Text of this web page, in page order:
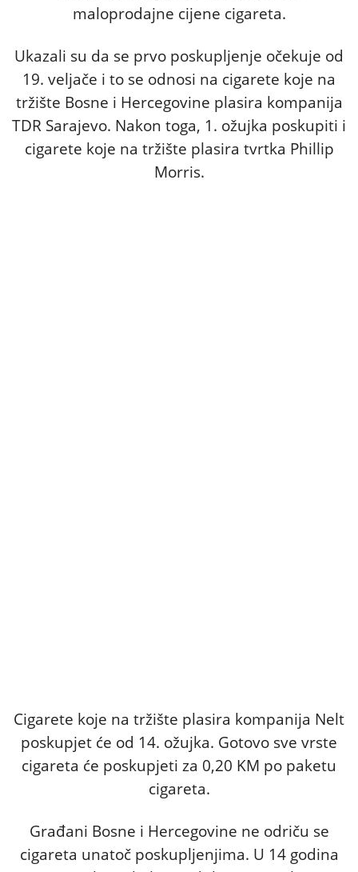
maloprodajne cijene cigareta.
Ukazali su da se prvo poskupljenje očekuje od
19. veljače i to se odnosi na cigarete koje na
tržište Bosne i Hercegovine plasira kompanija
TDR Sarajevo. Nakon toga, 1. ožujka poskupiti i
cigarete koje na tržište plasira tvrtka Phillip
Morris.
Cigarete koje na tržište plasira kompanija Nelt
poskupjet će od 14. ožujka. Gotovo sve vrste
cigareta će poskupjeti za 0,20 KM po paketu
cigareta.
Građani Bosne i Hercegovine ne odriču se
cigareta unatoč poskupljenjima. U 14 godina